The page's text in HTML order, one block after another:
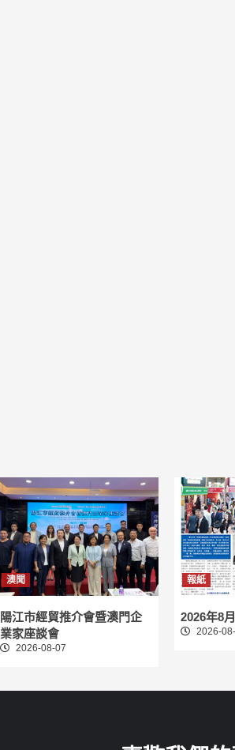
澳聞
陽江市經貿推介會暨澳門企
業家座談會
2026-08-07
報紙
2026年8
2026-